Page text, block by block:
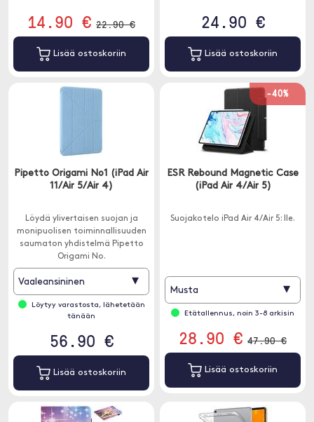
14.90 € 22.90 €
Lisää ostoskoriin
24.90 €
Lisää ostoskoriin
Pipetto Origami No1 (iPad Air
11/Air 5/Air 4)
Löydä ylivertaisen suojan ja
monipuolisen toiminnallisuuden
saumaton yhdistelmä Pipetto
Origami No.
Vaaleansininen ▾
Löytyy varastosta, lähetetään
tänään
56.90 €
Lisää ostoskoriin
-40%
ESR Rebound Magnetic Case
(iPad Air 4/Air 5)
Suojakotelo iPad Air 4/Air 5: lle.
Musta ▾
Etätallennus, noin 3-8 arkisin
28.90 € 47.90 €
Lisää ostoskoriin